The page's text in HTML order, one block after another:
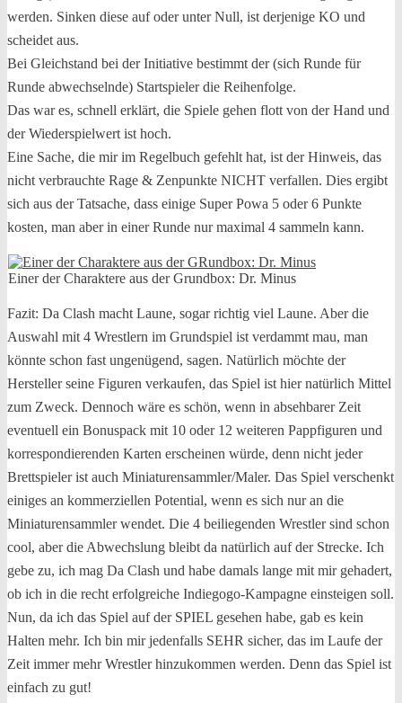
werden. Sinken diese auf oder unter Null, ist derjenige KO und
scheidet aus.
Bei Gleichstand bei der Initiative bestimmt der (sich Runde für
Runde abwechselnde) Startspieler die Reihenfolge.
Das war es, schnell erklärt, die Spiele gehen flott von der Hand und
der Wiederspielwert ist hoch.
Eine Sache, die mir im Regelbuch gefehlt hat, ist der Hinweis, das
nicht verbrauchte Rage & Zenpunkte NICHT verfallen. Dies ergibt
sich aus der Tatsache, dass einige Super Powa 5 oder 6 Punkte
kosten, man aber in einer Runde nur maximal 4 sammeln kann.
Einer der Charaktere aus der Grundbox: Dr. Minus
Fazit: Da Clash macht Laune, sogar richtig viel Laune. Aber die
Auswahl mit 4 Wrestlern im Grundspiel ist verdammt mau, man
könnte schon fast ungenügend, sagen. Natürlich möchte der
Hersteller seine Figuren verkaufen, das Spiel ist hier natürlich Mittel
zum Zweck. Dennoch wäre es schön, wenn in absehbarer Zeit
eventuell ein Bonuspack mit 10 oder 12 weiteren Pappfiguren und
korrespondierenden Karten erscheinen würde, denn nicht jeder
Brettspieler ist auch Miniaturensammler/Maler. Das Spiel verschenkt
einiges an kommerziellen Potential, wenn es sich nur an die
Miniaturensammler wendet. Die 4 beiliegenden Wrestler sind schon
cool, aber die Abwechslung bleibt da natürlich auf der Strecke. Ich
gebe zu, ich mag Da Clash und habe damals lange mit mir gehadert,
ob ich in die recht erfolgreiche Indiegogo-Kampagne einsteigen soll.
Nun, da ich das Spiel auf der SPIEL gesehen habe, gab es kein
Halten mehr. Ich bin mir jedenfalls SEHR sicher, das im Laufe der
Zeit immer mehr Wrestler hinzukommen werden. Denn das Spiel ist
einfach zu gut!